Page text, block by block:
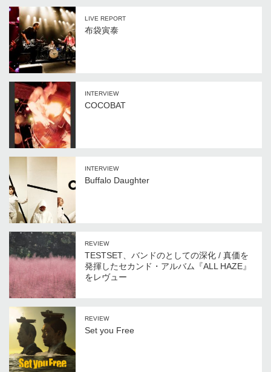
LIVE REPORT
布袋寅泰
INTERVIEW
COCOBAT
INTERVIEW
Buffalo Daughter
REVIEW
TESTSET、バンドのとしての深化 / 真価を
発揮したセカンド・アルバム『ALL HAZE』
をレヴュー
REVIEW
Set you Free